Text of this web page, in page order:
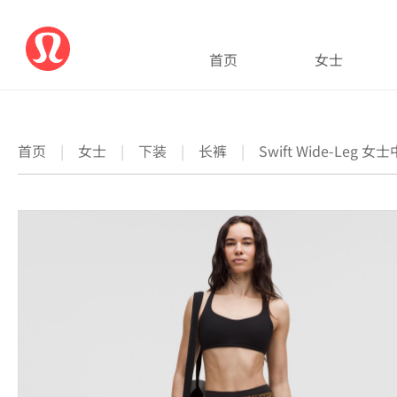
首页 女士
首页 | 女士 | 下装 | 长裤 | Swift Wide-Leg 女士